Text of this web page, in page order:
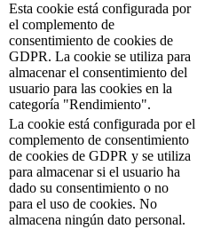
Esta cookie está configurada por
el complemento de
consentimiento de cookies de
GDPR. La cookie se utiliza para
almacenar el consentimiento del
usuario para las cookies en la
categoría "Rendimiento".
La cookie está configurada por el
complemento de consentimiento
de cookies de GDPR y se utiliza
para almacenar si el usuario ha
dado su consentimiento o no
para el uso de cookies. No
almacena ningún dato personal.